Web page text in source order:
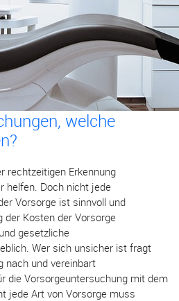
welche
rechtzeitigen Erkennung
helfen. Doch nicht jede
Vorsorge ist sinnvoll und
Kosten der Vorsorge
gesetzliche
Wer sich unsicher ist fragt
nach und vereinbart
die Vorsorgeuntersuchung mit dem
jede Art von Vorsorge muss